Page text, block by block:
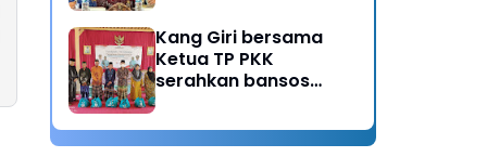
Emas
Kang Giri bersama
Ketua TP PKK
serahkan bansos
Sukorejo Ponorogo